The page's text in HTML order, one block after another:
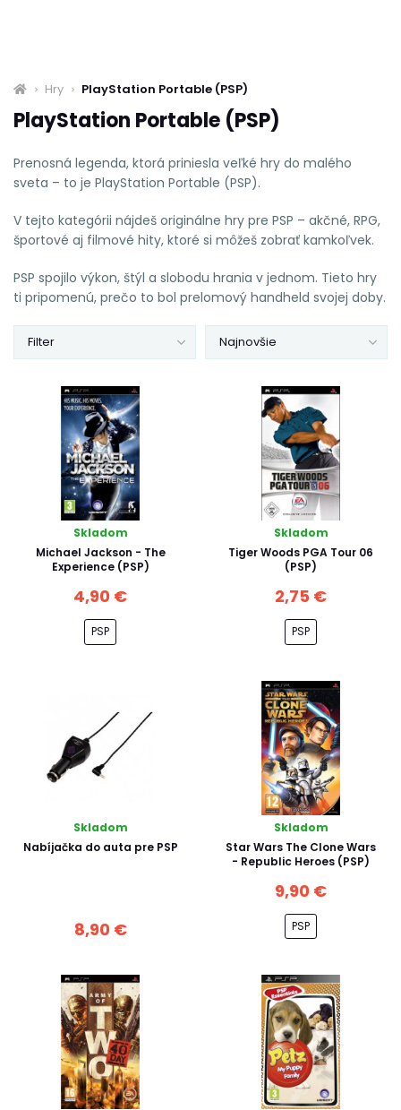
Hry PlayStation Portable (PSP)
PlayStation Portable (PSP)
Prenosná legenda, ktorá priniesla veľké hry do malého
sveta – to je PlayStation Portable (PSP).
V tejto kategórii nájdeš originálne hry pre PSP – akčné, RPG,
športové aj filmové hity, ktoré si môžeš zobrať kamkoľvek.
PSP spojilo výkon, štýl a slobodu hrania v jednom. Tieto hry
ti pripomenú, prečo to bol prelomový handheld svojej doby.
Najnovšie
Filter
Skladom
Michael Jackson - The
Experience (PSP)
4,90 €
PSP
Skladom
Tiger Woods PGA Tour 06
(PSP)
2,75 €
PSP
Skladom
Nabíjačka do auta pre PSP
8,90 €
Skladom
Star Wars The Clone Wars
- Republic Heroes (PSP)
9,90 €
PSP